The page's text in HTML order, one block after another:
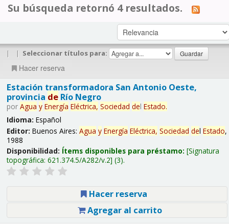
Su búsqueda retornó 4 resultados.
| | Seleccionar títulos para:
Hacer reserva
Estación transformadora San Antonio Oeste,
provincia deRío Negro
por Agua y Energía Eléctrica, Sociedad del Estado.
Idioma: Español
Editor: Buenos Aires: Agua y Energía Eléctrica, Sociedad del Estado,
1988
Disponibilidad: Ítems disponibles para préstamo: Signatura
topográfica: 621.374.5/A282/v.2 (3).
Hacer reserva
Agregar al carrito